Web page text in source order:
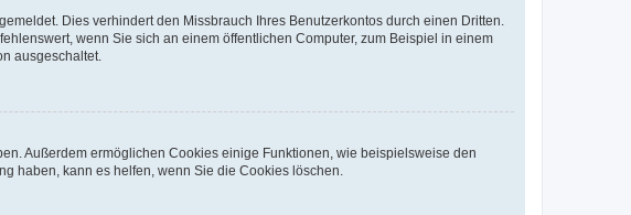
Dies verhindert den Missbrauch Ihres Benutzerkontos durch einen Dritten.
wenn Sie sich an einem öffentlichen Computer, zum Beispiel in einem
ausgeschaltet.
Außerdem ermöglichen Cookies einige Funktionen, wie beispielsweise den
haben, kann es helfen, wenn Sie die Cookies löschen.